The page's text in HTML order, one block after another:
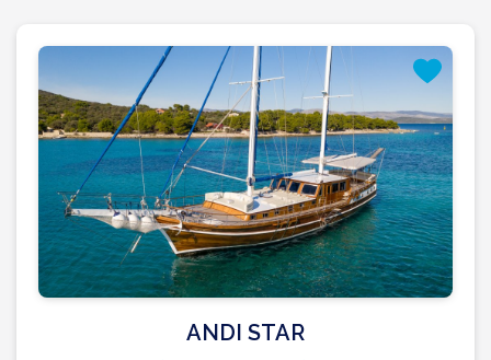
ANDI STAR